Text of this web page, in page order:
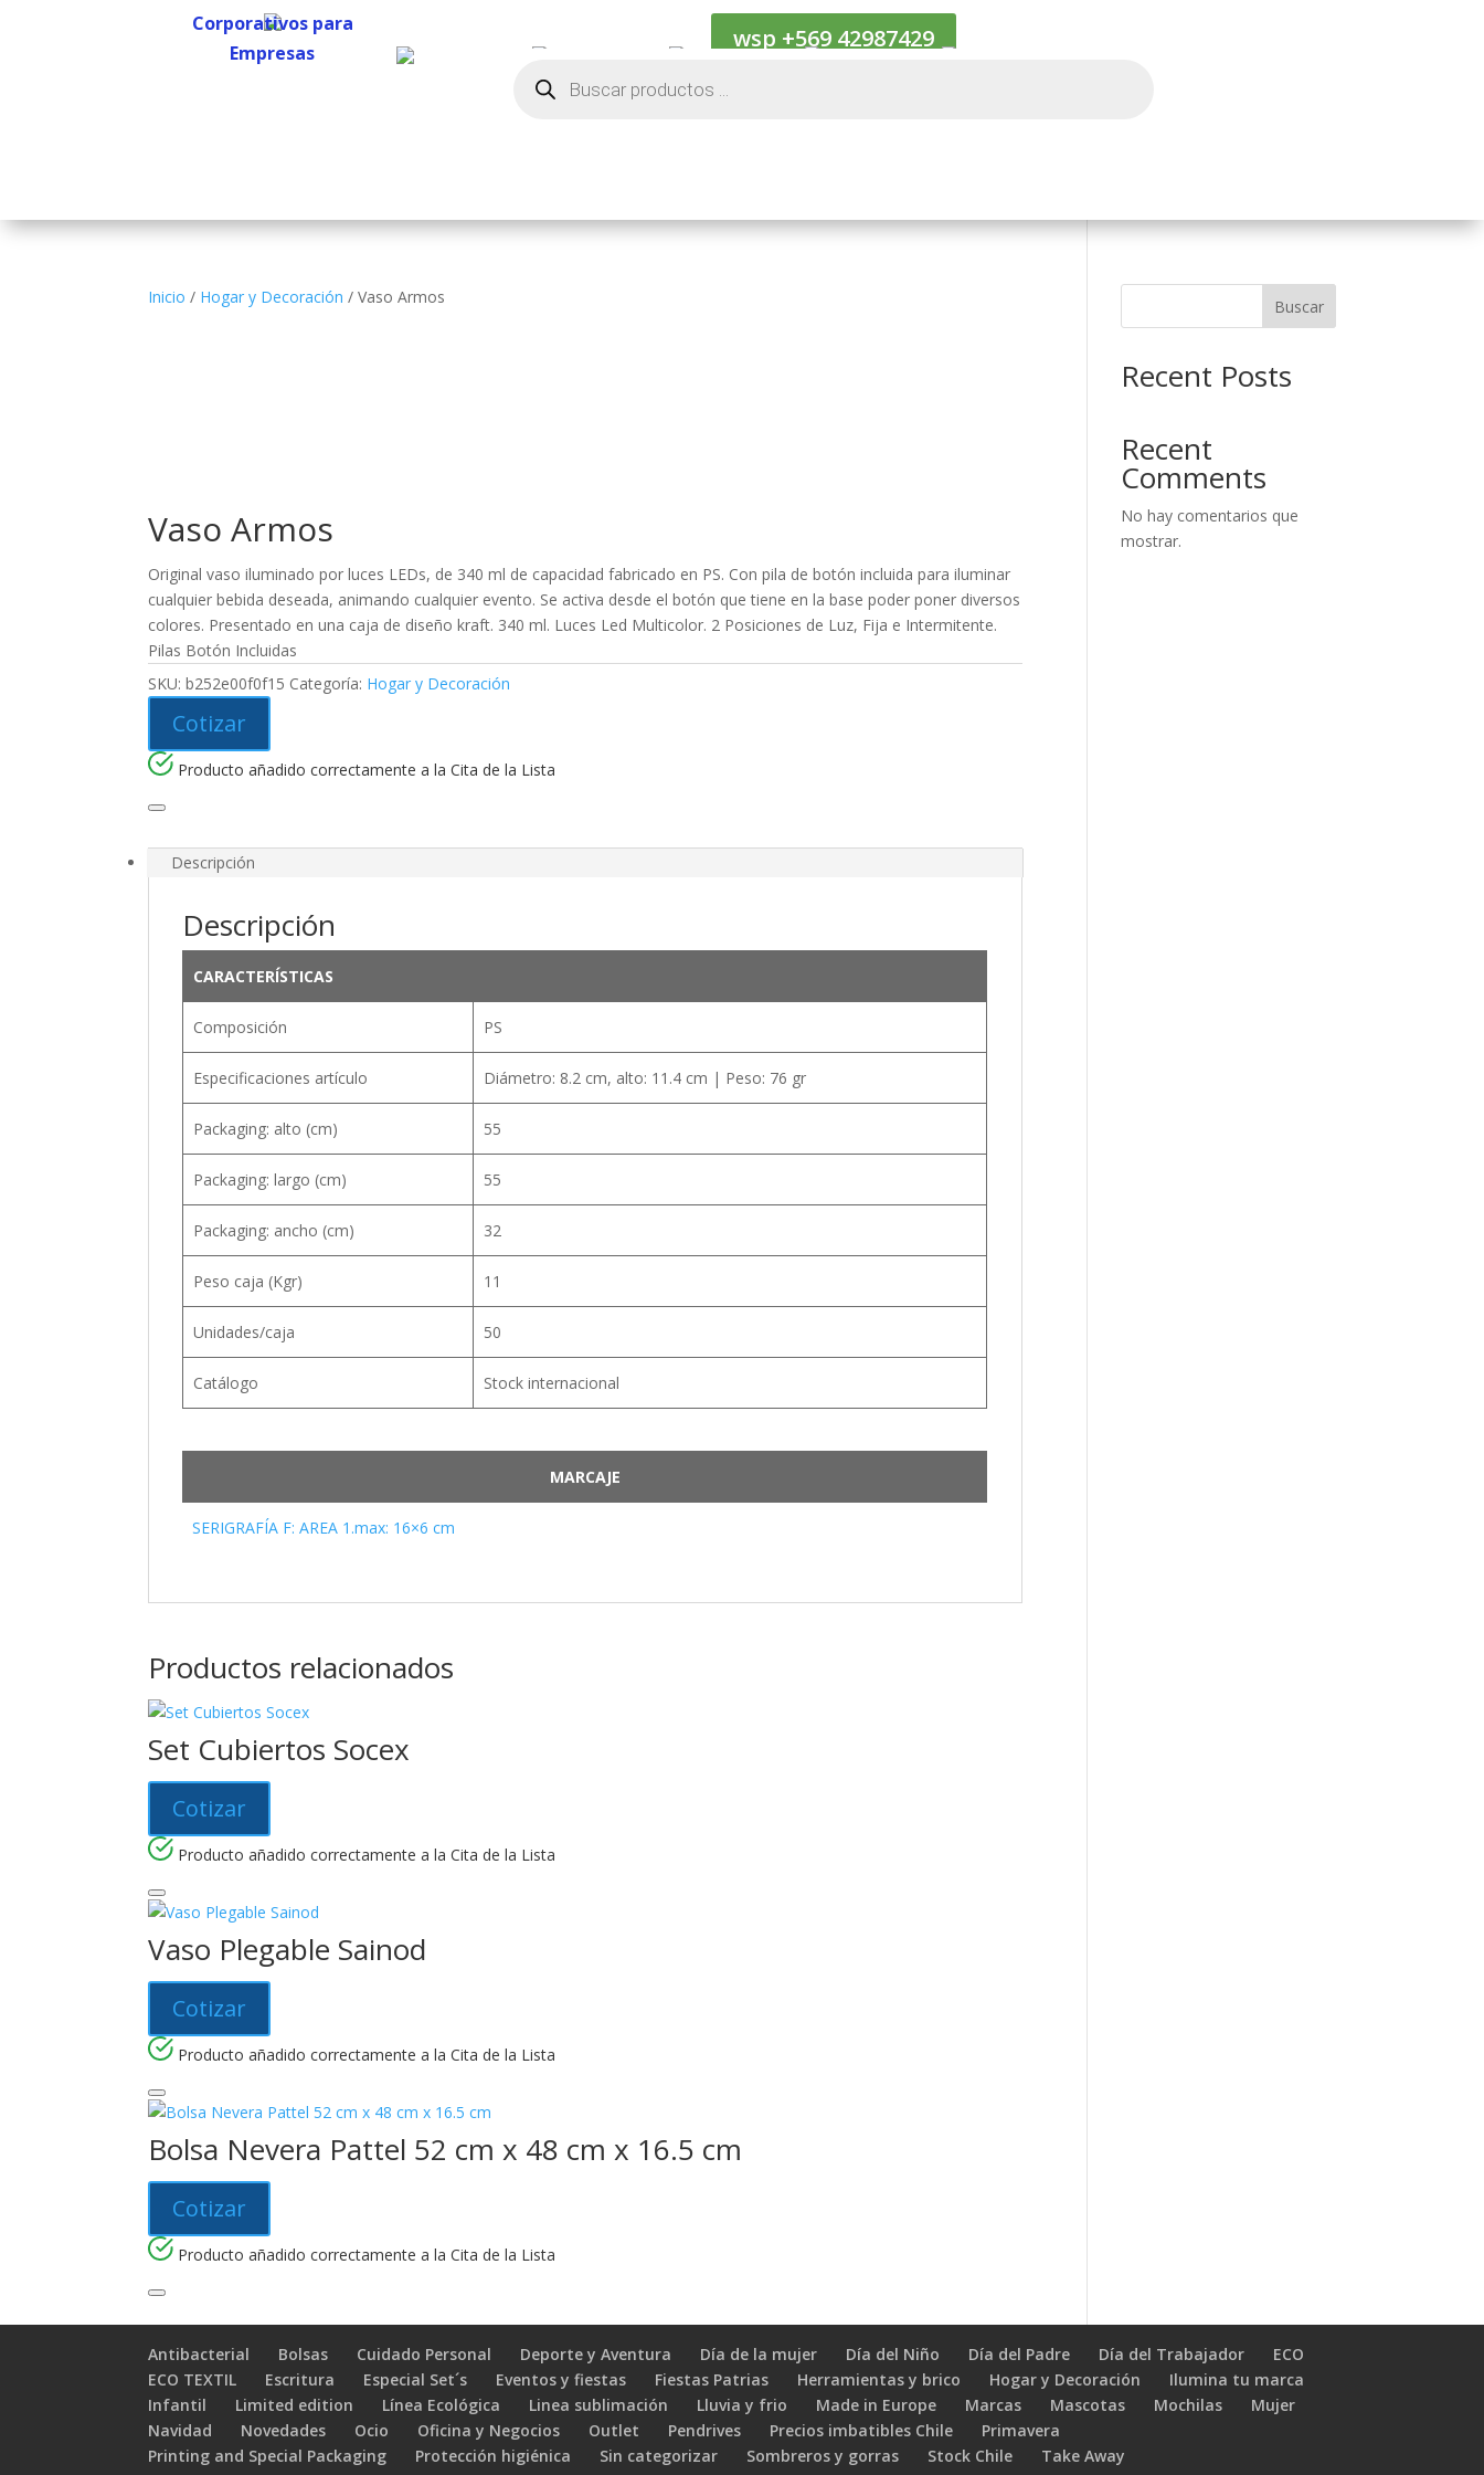
Corporativos para
Empresas
wsp +569 42987429
Cotiza Kif Internacional Kif Nacional
productos
Inicio / Hogar y Decoración / Vaso Armos
Vaso Armos
Original vaso iluminado por luces LEDs, de 340 ml de capacidad fabricado en PS. Con pila de botón incluida para iluminar
cualquier bebida deseada, animando cualquier evento. Se activa desde el botón que tiene en la base poder poner diversos
colores. Presentado en una caja de diseño kraft. 340 ml. Luces Led Multicolor. 2 Posiciones de Luz, Fija e Intermitente.
Pilas Botón Incluidas
SKU:b252e00f0f15 Categoría: Hogar y Decoración
Cotizar
Producto añadido correctamente a la Cita de la Lista
Descripción
Descripción
CARACTERÍSTICAS
Composición PS
Especificaciones artículo Diámetro: 8.2 cm, alto: 11.4 cm | Peso: 76 gr
Packaging: alto (cm) 55
Packaging: largo (cm) 55
Packaging: ancho (cm) 32
Peso caja (Kgr) 11
Unidades/caja 50
Catálogo Stock internacional
MARCAJE
SERIGRAFÍA F: AREA 1.max: 16×6 cm
Productos relacionados
Set Cubiertos Socex
Cotizar
Producto añadido correctamente a la Cita de la Lista
Vaso Plegable Sainod
Cotizar
Producto añadido correctamente a la Cita de la Lista
Bolsa Nevera Pattel 52 cm x 48 cm x 16.5 cm
Cotizar
Producto añadido correctamente a la Cita de la Lista
Buscar
Recent Posts
Recent
Comments
No hay comentarios que
mostrar.
Antibacterial Bolsas Cuidado Personal Deporte y Aventura Día de la mujer Día del Niño Día del Padre Día del Trabajador
ECO
ECO TEXTIL
Escritura Especial Set´s Eventos y fiestas Fiestas Patrias Herramientas y brico Hogar y Decoración
Ilumina tu marca
Infantil
Limited edition Línea Ecológica Linea sublimación Lluvia y frio Made in Europe Marcas Mascotas Mochilas
Mujer
Navidad
Novedades Ocio Oficina y Negocios Outlet Pendrives Precios imbatibles Chile
Primavera
Printing and Special Packaging
Protección higiénica Sin categorizar Sombreros y gorras Stock Chile
Take Away